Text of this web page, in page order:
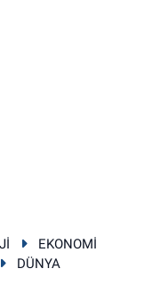
EKONOMİ
DÜNYA